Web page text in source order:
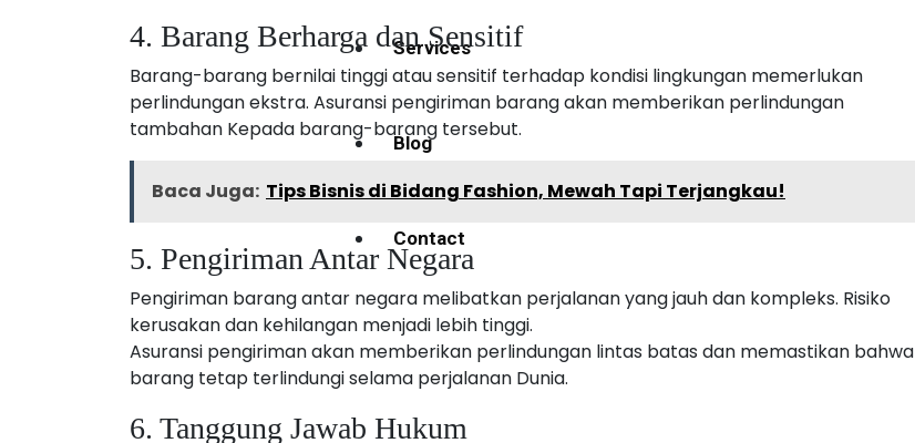
Services
Blog
Contact
4. Barang Berharga dan Sensitif
Barang-barang bernilai tinggi atau sensitif terhadap kondisi lingkungan memerlukan
perlindungan ekstra. Asuransi pengiriman barang akan memberikan perlindungan
tambahan Kepada barang-barang tersebut.
Baca Juga: Tips Bisnis di Bidang Fashion, Mewah Tapi Terjangkau!
5. Pengiriman Antar Negara
Pengiriman barang antar negara melibatkan perjalanan yang jauh dan kompleks. Risiko
kerusakan dan kehilangan menjadi lebih tinggi.
Asuransi pengiriman akan memberikan perlindungan lintas batas dan memastikan bahwa
barang tetap terlindungi selama perjalanan Dunia.
6. Tanggung Jawab Hukum